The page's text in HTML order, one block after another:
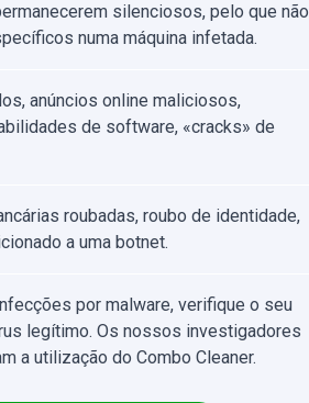
silenciosos, pelo que não
numa máquina infetada.
anúncios online maliciosos,
de software, «cracks» de
roubadas, roubo de identidade,
a uma botnet.
por malware, verifique o seu
legítimo. Os nossos investigadores
a utilização do Combo Cleaner.